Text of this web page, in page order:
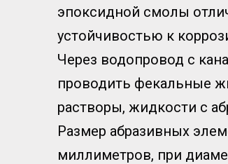
эпоксидной смолы
устойчивостью к
Через водопровод с
проводить фекальные
растворы, жидкости с
Размер абразивных
миллиметров, при